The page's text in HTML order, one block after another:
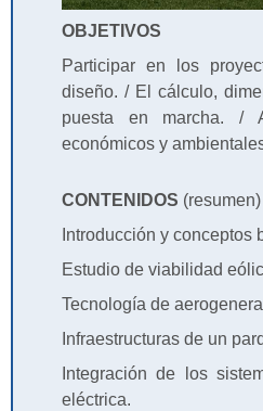
OBJETIVOS
Participar en los
diseño. / El cálculo,
puesta en marcha. /
económicos y
CONTENIDOS (resumen)
Introducción y conceptos
Estudio de viabilidad
Tecnología de
Infraestructuras de un
Integración de los
eléctrica.